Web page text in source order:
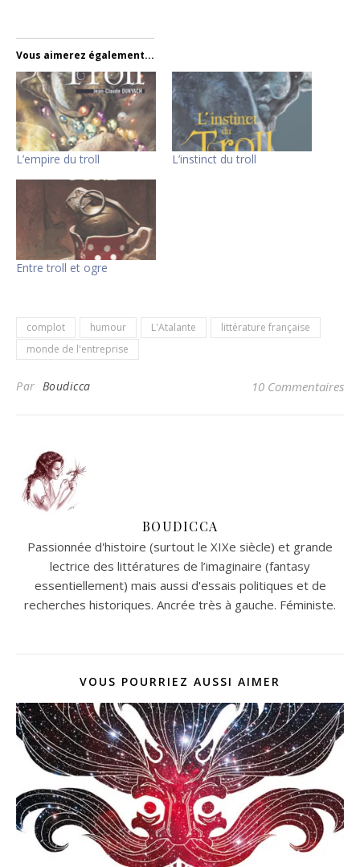
Vous aimerez également...
L’empire du troll L’instinct du troll
Entre troll et ogre
complot humour L'Atalante
littérature française
monde de l'entreprise
Par Boudicca 10 Commentaires
BOUDICCA
Passionnée d'histoire (surtout le XIXe siècle) et grande
lectrice des littératures de l’imaginaire (fantasy
essentiellement) mais aussi d'essais politiques et de
recherches historiques. Ancrée très à gauche. Féministe.
VOUS POURRIEZ AUSSI AIMER